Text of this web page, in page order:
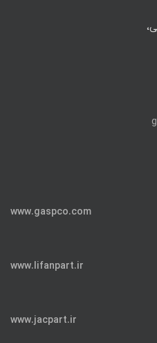
www.gaspco.com
www.lifanpart.ir
www.jacpart.ir